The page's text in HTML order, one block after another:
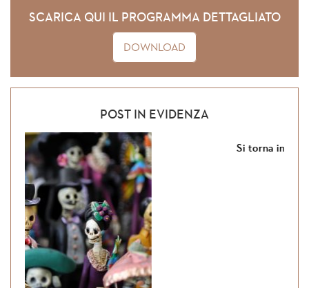
SCARICA QUI IL PROGRAMMA DETTAGLIATO
DOWNLOAD
POST IN EVIDENZA